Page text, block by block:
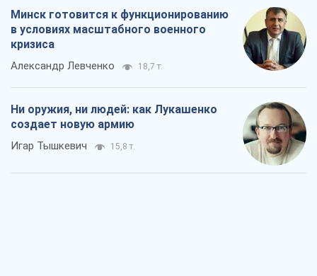
Минск готовится к функционированию
в условиях масштабного военного
кризиса
Александр Левченко 18,7 т.
Ни оружия, ни людей: как Лукашенко
создает новую армию
Игар Тышкевич 15,8 т.